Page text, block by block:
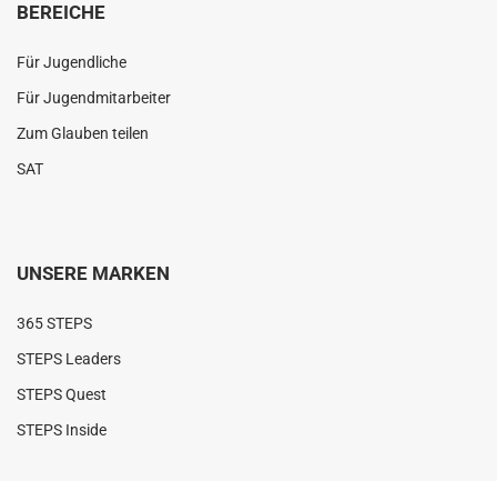
BEREICHE
Für Jugendliche
Für Jugendmitarbeiter
Zum Glauben teilen
SAT
UNSERE MARKEN
365 STEPS
STEPS Leaders
STEPS Quest
STEPS Inside